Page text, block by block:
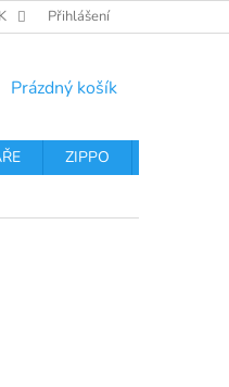
OCHRANY OSOBNÍCH
Přihlášení
NÁKUPNÍ
Prázdný košík
ZIPPO